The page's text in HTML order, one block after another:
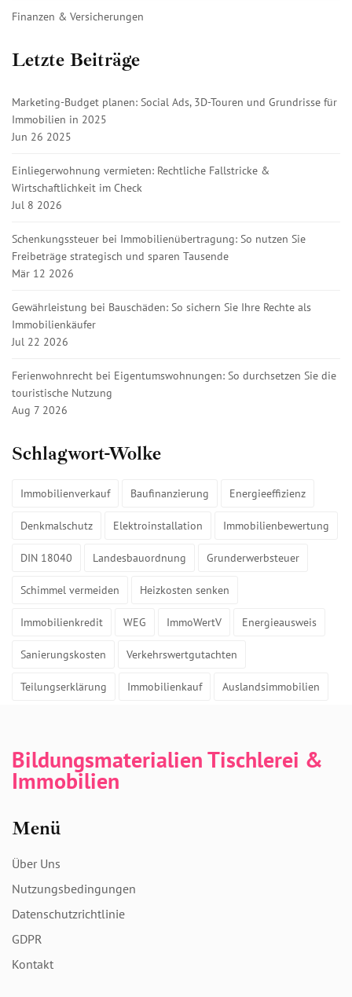
Finanzen & Versicherungen
Letzte Beiträge
Marketing-Budget planen: Social Ads, 3D-Touren und Grundrisse für
Immobilien in 2025
Jun 26 2025
Einliegerwohnung vermieten: Rechtliche Fallstricke &
Wirtschaftlichkeit im Check
Jul 8 2026
Schenkungssteuer bei Immobilienübertragung: So nutzen Sie
Freibeträge strategisch und sparen Tausende
Mär 12 2026
Gewährleistung bei Bauschäden: So sichern Sie Ihre Rechte als
Immobilienkäufer
Jul 22 2026
Ferienwohnrecht bei Eigentumswohnungen: So durchsetzen Sie die
touristische Nutzung
Aug 7 2026
Schlagwort-Wolke
Immobilienverkauf Baufinanzierung Energieeffizienz
Denkmalschutz Elektroinstallation Immobilienbewertung
DIN 18040 Landesbauordnung Grunderwerbsteuer
Schimmel vermeiden Heizkosten senken
Immobilienkredit WEG ImmoWertV Energieausweis
Sanierungskosten Verkehrswertgutachten
Teilungserklärung Immobilienkauf Auslandsimmobilien
Bildungsmaterialien Tischlerei &
Immobilien
Menü
Über Uns
Nutzungsbedingungen
Datenschutzrichtlinie
GDPR
Kontakt